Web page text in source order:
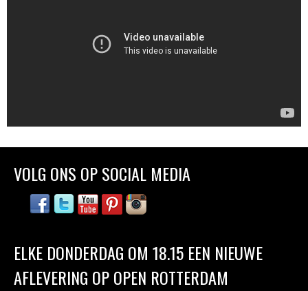
VOLG ONS OP SOCIAL MEDIA
ELKE DONDERDAG OM 18.15 EEN NIEUWE
AFLEVERING OP OPEN ROTTERDAM